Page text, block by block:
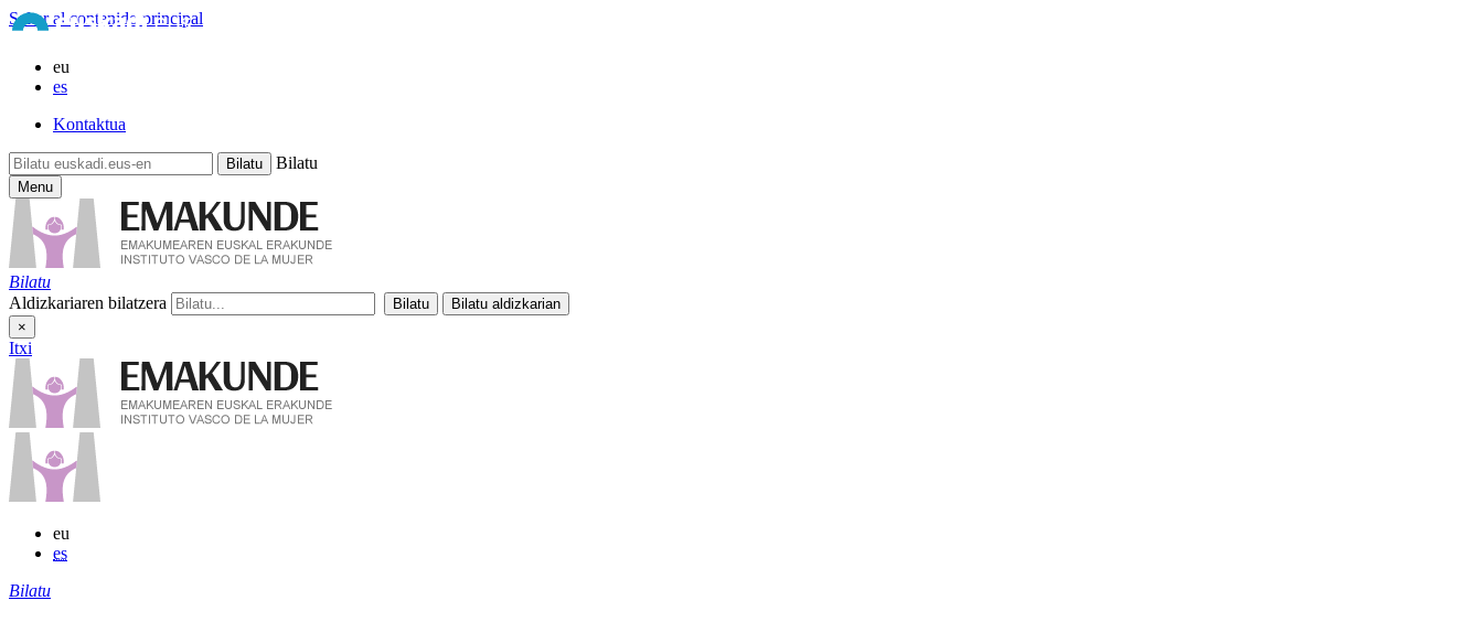
Saltar al contenido principal
eu
es
Kontaktua
Bilatu
Menu
Bilatu
Aldizkariaren bilatzera
×
Itxi
eu
es
Bilatu